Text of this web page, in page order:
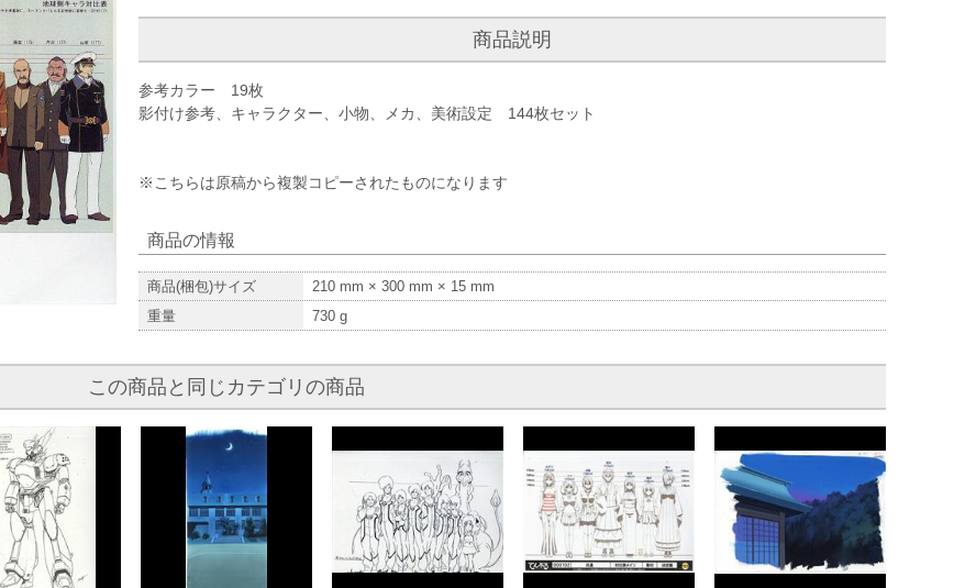
商品説明
参考カラー 19枚
影付け参考、キャラクター、小物、メカ、美術設定 144枚セット
※こちらは原稿から複製コピーされたものになります
商品の情報
商品(梱包)サイズ 210 mm × 300 mm × 15 mm
重量
730 g
この商品と同じカテゴリの商品